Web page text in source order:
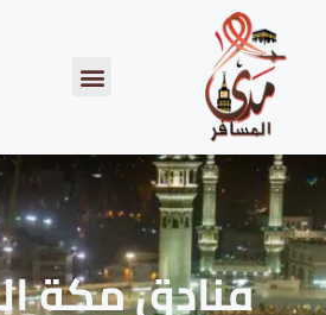
فنادق مكة